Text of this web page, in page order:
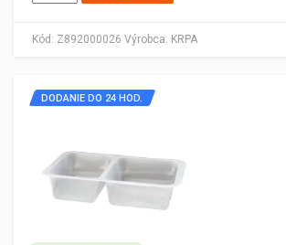
Kód: Z892000026 Výrobca: KRPA
DODANIE DO 24 HOD.